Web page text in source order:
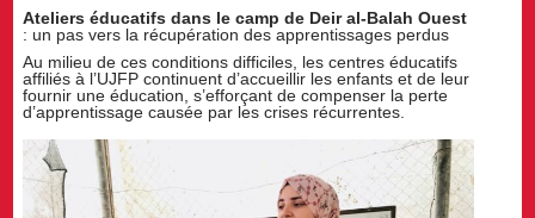
Ateliers éducatifs dans le camp de Deir al-Balah Ouest
: un pas vers la récupération des apprentissages perdus
Au milieu de ces conditions difficiles, les centres éducatifs
affiliés à l’UJFP continuent d’accueillir les enfants et de leur
fournir une éducation, s’efforçant de compenser la perte
d’apprentissage causée par les crises récurrentes.